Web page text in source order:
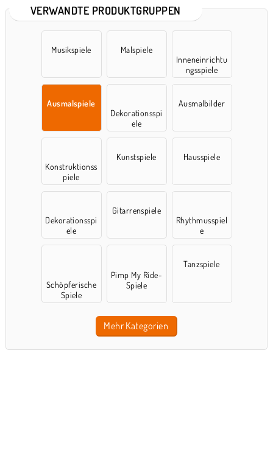
VERWANDTE PRODUKTGRUPPEN
Musikspiele
Malspiele
Inneneinrichtu
ngsspiele
Ausmalspiele
Dekorationsspi
ele
Ausmalbilder
Konstruktionss
piele
Kunstspiele Hausspiele
Dekorationsspi
ele
Gitarrenspiele
Rhythmusspiel
e
Schöpferische
Spiele
Pimp My Ride-
Spiele
Tanzspiele
Mehr Kategorien